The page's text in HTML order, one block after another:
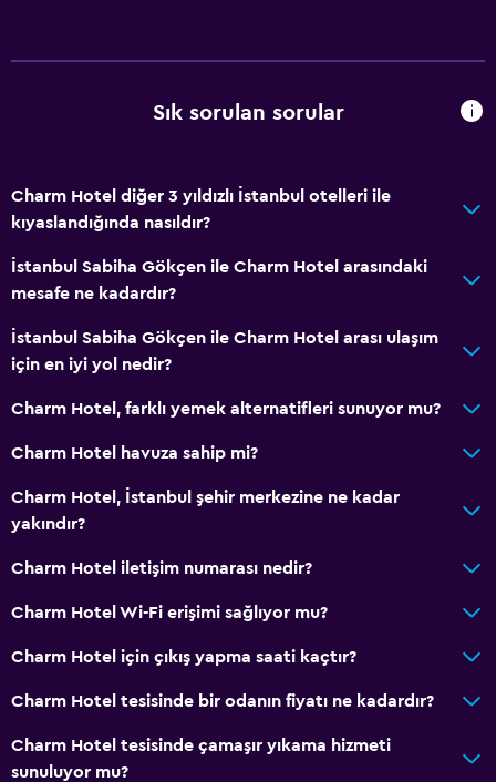
Sık sorulan sorular
Charm Hotel diğer 3 yıldızlı İstanbul otelleri ile
kıyaslandığında nasıldır?
İstanbul Sabiha Gökçen ile Charm Hotel arasındaki
mesafe ne kadardır?
İstanbul Sabiha Gökçen ile Charm Hotel arası ulaşım
için en iyi yol nedir?
Charm Hotel, farklı yemek alternatifleri sunuyor mu?
Charm Hotel havuza sahip mi?
Charm Hotel, İstanbul şehir merkezine ne kadar
yakındır?
Charm Hotel iletişim numarası nedir?
Charm Hotel Wi-Fi erişimi sağlıyor mu?
Charm Hotel için çıkış yapma saati kaçtır?
Charm Hotel tesisinde bir odanın fiyatı ne kadardır?
Charm Hotel tesisinde çamaşır yıkama hizmeti
sunuluyor mu?